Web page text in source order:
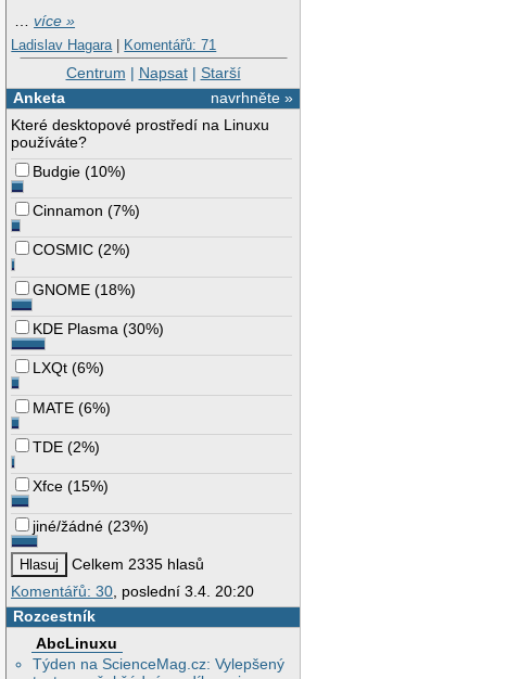
…více »
Ladislav Hagara | Komentářů: 71
Centrum | Napsat| Starší
navrhněte »
Anketa
Které desktopové prostředí na Linuxu
používáte?
Budgie (10%)
Cinnamon (7%)
COSMIC (2%)
GNOME (18%)
KDE Plasma (30%)
LXQt (6%)
MATE (6%)
TDE (2%)
Xfce (15%)
jiné/žádné (23%)
Celkem 2335 hlasů
Komentářů: 30, poslední 3.4. 20:20
Rozcestník
AbcLinuxu
Týden na ScienceMag.cz: Vylepšený